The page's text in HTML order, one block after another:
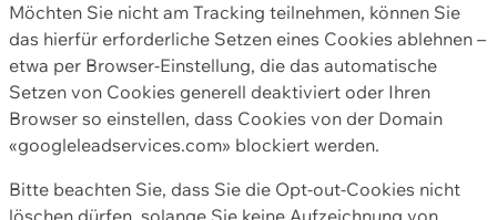
Möchten Sie nicht am Tracking teilnehmen, können Sie
das hierfür erforderliche Setzen eines Cookies ablehnen –
etwa per Browser-Einstellung, die das automatische
Setzen von Cookies generell deaktiviert oder Ihren
Browser so einstellen, dass Cookies von der Domain
«googleleadservices.com» blockiert werden.
Bitte beachten Sie, dass Sie die Opt-out-Cookies nicht